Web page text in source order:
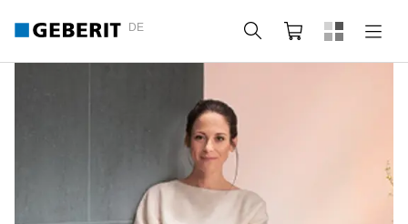
DE Suche Webshop